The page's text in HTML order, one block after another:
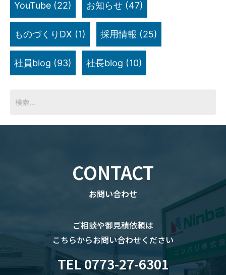
YouTube (22) お知らせ (47)
ものづくりDX (1) 採用情報 (25)
社員blog (93) 社長blog (10)
CONTACT
お問い合わせ
ご相談や御見積依頼は
こちらからお問い合わせください
TEL 0773-27-6301